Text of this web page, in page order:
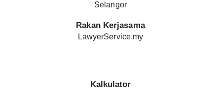
Selangor
Rakan Kerjasama
LawyerService.my
Kalkulator